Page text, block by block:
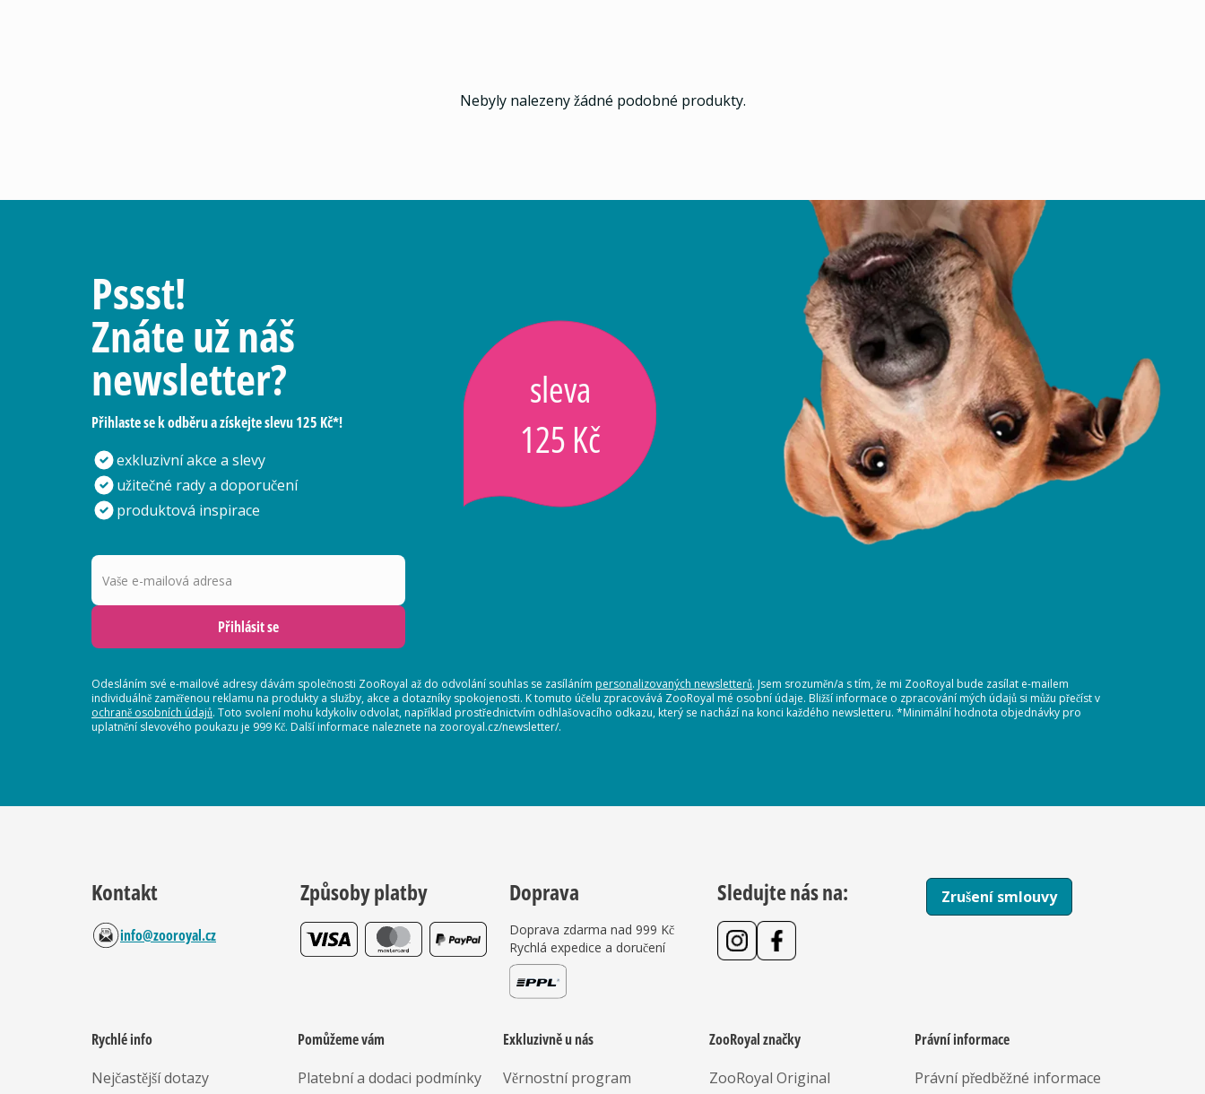
Nebyly nalezeny žádné podobné produkty.
Pssst!
Znáte už náš
newsletter?
Přihlaste se k odběru a získejte slevu 125 Kč*!
exkluzivní akce a slevy
užitečné rady a doporučení
produktová inspirace
sleva
125 Kč
Vaše e-mailová adresa
Přihlásit se
Odesláním své e-mailové adresy dávám společnosti ZooRoyal až do odvolání souhlas se zasíláním personalizovaných newsletterů. Jsem srozuměn/a s tím, že mi ZooRoyal bude zasílat e-mailem
individuálně zaměřenou reklamu na produkty a služby, akce a dotazníky spokojenosti. K tomuto účelu zpracovává ZooRoyal mé osobní údaje. Bližší informace o zpracování mých údajů si můžu přečíst v
ochraně osobních údajů. Toto svolení mohu kdykoliv odvolat, například prostřednictvím odhlašovacího odkazu, který se nachází na konci každého newsletteru. *Minimální hodnota objednávky pro
uplatnění slevového poukazu je 999 Kč. Další informace naleznete na zooroyal.cz/newsletter/.
Kontakt
info@zooroyal.cz
Způsoby platby Doprava
Doprava zdarma nad 999 Kč
Rychlá expedice a doručení
Sledujte nás na: Zrušení smlouvy
Rychlé info
Nejčastější dotazy
Pomůžeme vám
Platební a dodaci podmínky
Exkluzivně u nás
Věrnostní program
ZooRoyal značky
ZooRoyal Original
Právní informace
Právní předběžné informace